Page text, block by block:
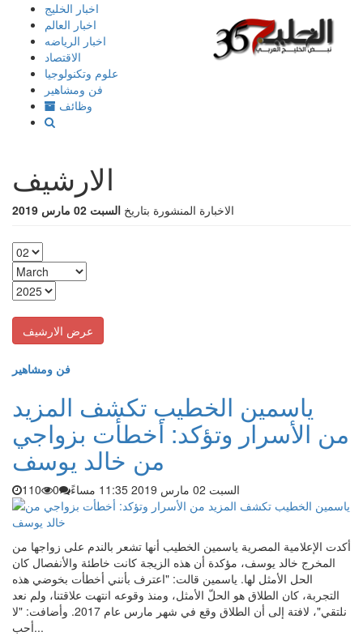
إذهب
المحتوى
اخبار الخليج
اخبار العالم
اخبار الرياضه
الاقتصاد
علوم وتكنولوجيا
فن ومشاهير
وظائف
الارشيف
الاخبارة المنشورة بتاريخ السبت 02 مارس 2019
فن ومشاهير
ياسمين الخطيب تكشف المزيد
من الأسرار وتؤكد: أخطأت بزواجي
من خالد يوسف
السبت 02 مارس 2019 11:35 مساءً 0
110
أكدت الإعلامية المصرية ياسمين الخطيب أنها تشعر بالندم على زواجها من
المخرج خالد يوسف، مؤكدة أن هذه الزيجة كانت خاطئة والأنفصال كان
الحل الأمثل لها. ياسمين قالت: "اعترف بأنني أخطأت بخوضي هذه
التجربة، كان الطلاق هو الحلّ الأمثل، ومنذ وقوعه انتهت علاقتنا، ولم نعد
نلتقي"، لافتة إلى أن الطلاق وقع في شهر مارس عام 2017. وأضافت: "لا
أحب...